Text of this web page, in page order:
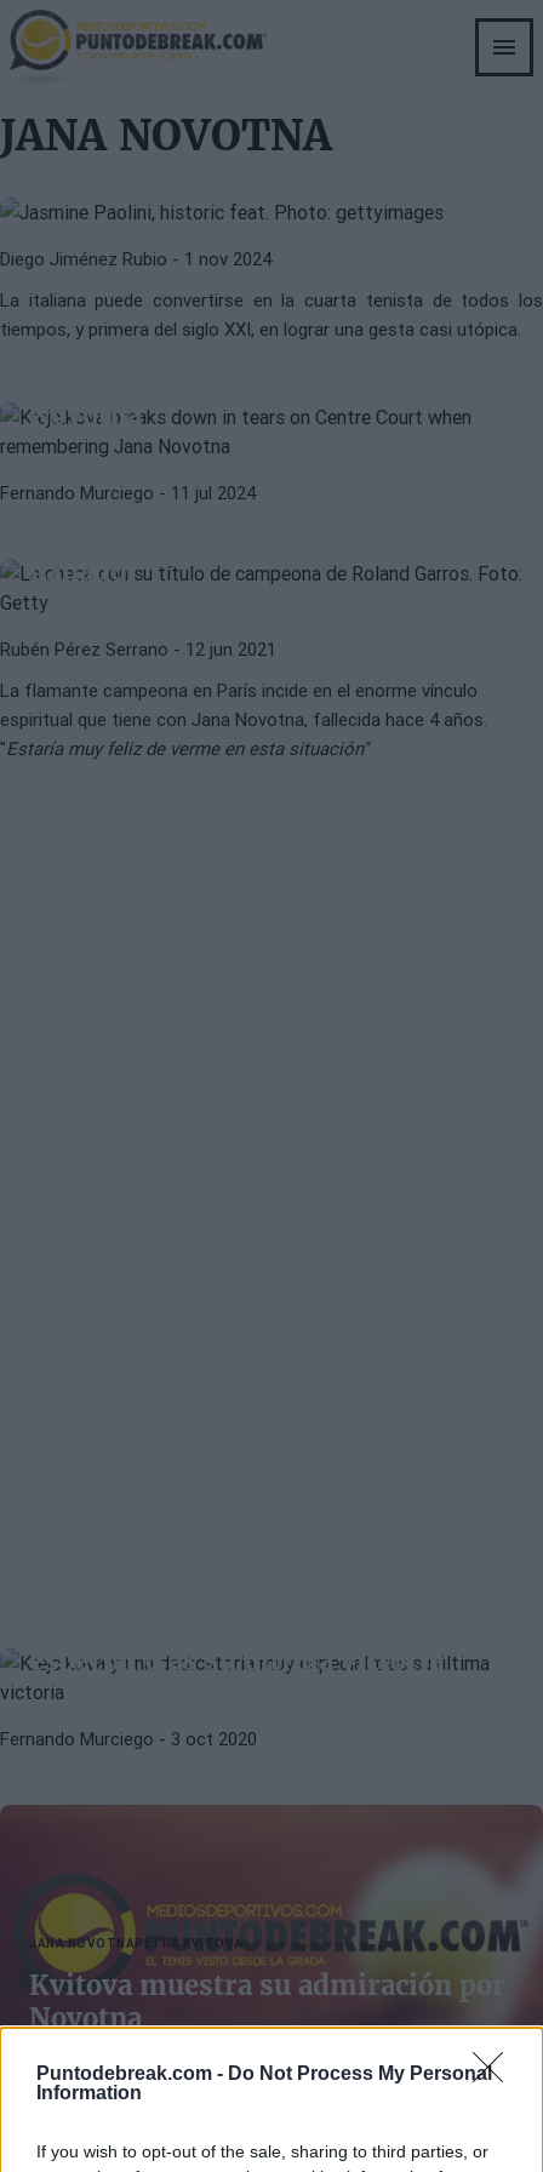
Puntodebreak.com - Do Not Process My Personal
Information
If you wish to opt-out of the sale, sharing to third parties, or
Skip
to
main
JANA NOVOTNA
JASMINE PAOLINI
El reto histórico que afrontará
Jasmine Paolini en las WTA Finals
Diego Jiménez Rubio - 1 nov 2024
La italiana puede convertirse en la cuarta tenista de todos los
tiempos, y primera del siglo XXI, en lograr una gesta casi utópica.
WTAWIMBLEDON 2024
Krejcikova rompe a llorar en la
Novotna
Fernando Murciego - 11 jul 2024
Krejcikova: "Jana cuida de mí desde
ganado"
Rubén Pérez Serrano - 12 jun 2021
La flamante campeona en París incide en el enorme vínculo
espiritual que tiene con Jana Novotna, fallecida hace 4 años.
"Estaría muy feliz de verme en esta situación"
especial tras su última victoria
Fernando Murciego - 3 oct 2020
JANA NOVOTNAPETRA KVITOVA
Kvitova muestra su admiración por
Novotna
Diego Jiménez Rubio